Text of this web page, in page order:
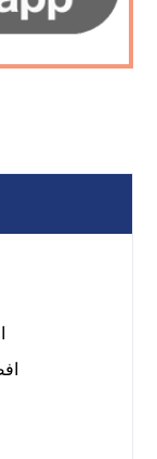
افضل 10